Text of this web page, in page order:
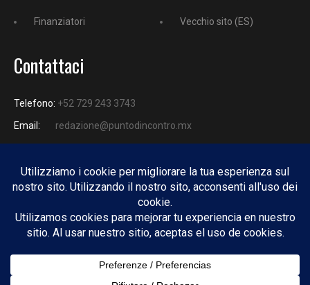
Finanziatori Vecchio sito (ES)
Contattaci
Telefono: +52 729 243 3743
Email:
redazione@puntodincontro.mx
PUNTODINCONTRO